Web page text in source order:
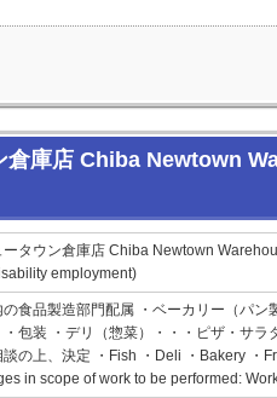
倉庫店 Chiba Newtown
ータウン倉庫店 Chiba Newtown
employment)
食品製造部門配属 ・ベーカリー（パン
・包装 ・デリ（惣菜）・・・ピザ・サ
談の上、決定 ・Fish ・Deli ・Bakery ・
in scope of work to be performed: